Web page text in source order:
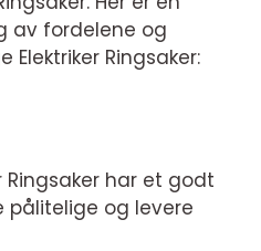
av fordelene og
Ringsaker:
Ringsaker har et godt
og levere